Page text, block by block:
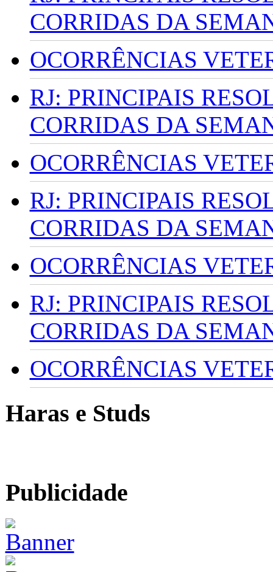
CORRIDAS DA
OCORRÊNCIAS
RJ: PRINCIPAIS
CORRIDAS DA
OCORRÊNCIAS
RJ: PRINCIPAIS
CORRIDAS DA
OCORRÊNCIAS
RJ: PRINCIPAIS
CORRIDAS DA
OCORRÊNCIAS
Haras e Studs
Publicidade